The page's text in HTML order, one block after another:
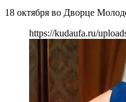
18 октября во Дворце
https://kudaufa.ru/